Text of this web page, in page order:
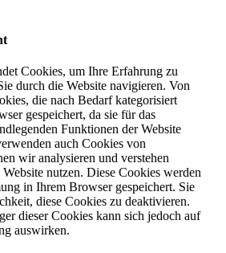
Cookies, um Ihre Erfahrung zu
durch die Website navigieren. Von
die nach Bedarf kategorisiert
gespeichert, da sie für das
Funktionen der Website
auch Cookies von
wir analysieren und verstehen
nutzen. Diese Cookies werden
in Ihrem Browser gespeichert. Sie
diese Cookies zu deaktivieren.
dieser Cookies kann sich jedoch auf
auswirken.